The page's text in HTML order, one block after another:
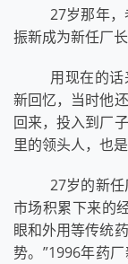
27岁那年
振新成为新任厂长
用现在的
新回忆，当时他
回来，投入到厂
里的领头人，也
27岁的新
市场积累下来的
眼和外用等传统
势。”1996年药